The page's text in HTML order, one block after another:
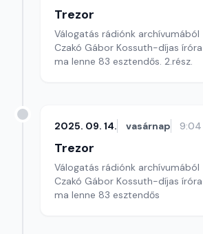
Trezor
Válogatás rádiónk archívumából
Czakó Gábor Kossuth-díjas
ma lenne 83 esztendős. 2.rész.
2025. 09. 14. vasárnap 9:04
Trezor
Válogatás rádiónk archívumából
Czakó Gábor Kossuth-díjas
ma lenne 83 esztendős